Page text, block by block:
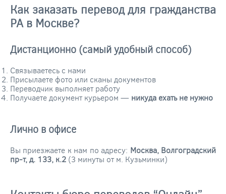
Как заказать перевод для гражданства
РА в Москве?
Дистанционно (самый удобный способ)
Связываетесь с нами
Присылаете фото или сканы документов
Переводчик выполняет работу
Получаете документ курьером — никуда ехать не нужно
Лично в офисе
Вы приезжаете к нам по адресу: Москва, Волгоградский
пр-т, д. 133, к.2 (3 минуты от м. Кузьминки)